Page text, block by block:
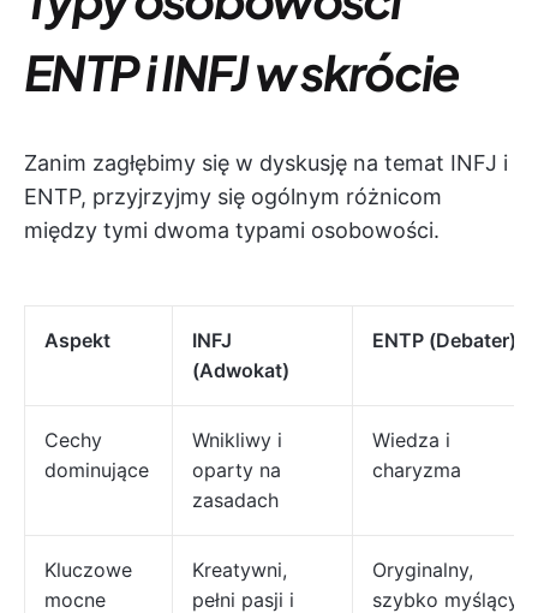
ENTP i INFJ w skrócie
Zanim zagłębimy się w dyskusję na temat INFJ i
ENTP, przyjrzyjmy się ogólnym różnicom
między tymi dwoma typami osobowości.
Aspekt
INFJ
(Adwokat)
ENTP (Debater)
Cechy
dominujące
Wnikliwy i
oparty na
zasadach
Wiedza i
charyzma
Kluczowe
mocne
Kreatywni,
pełni pasji i
Oryginalny,
szybko myślący